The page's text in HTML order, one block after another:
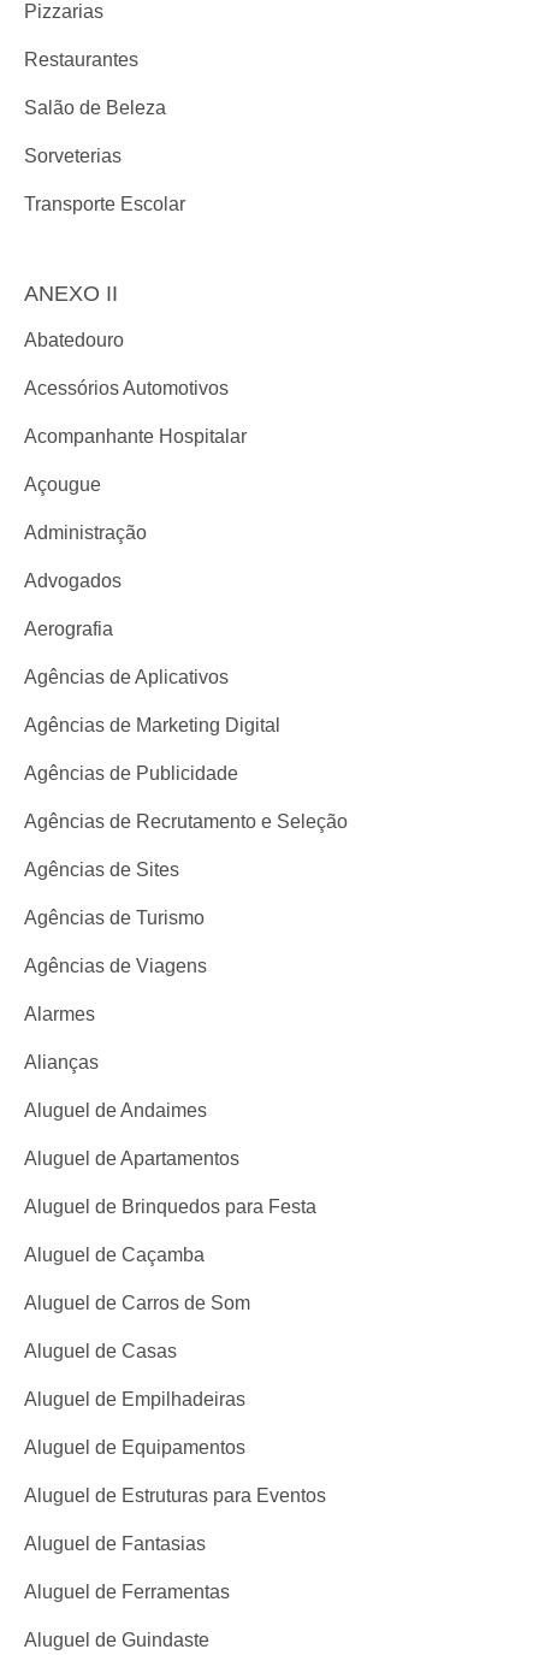
Pizzarias
Restaurantes
Salão de Beleza
Sorveterias
Transporte Escolar
ANEXO II
Abatedouro
Acessórios Automotivos
Acompanhante Hospitalar
Açougue
Administração
Advogados
Aerografia
Agências de Aplicativos
Agências de Marketing Digital
Agências de Publicidade
Agências de Recrutamento e Seleção
Agências de Sites
Agências de Turismo
Agências de Viagens
Alarmes
Alianças
Aluguel de Andaimes
Aluguel de Apartamentos
Aluguel de Brinquedos para Festa
Aluguel de Caçamba
Aluguel de Carros de Som
Aluguel de Casas
Aluguel de Empilhadeiras
Aluguel de Equipamentos
Aluguel de Estruturas para Eventos
Aluguel de Fantasias
Aluguel de Ferramentas
Aluguel de Guindaste